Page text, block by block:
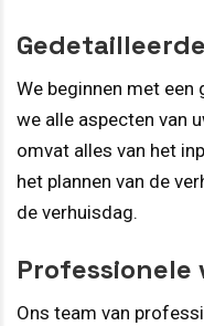
We beginnen met een
we alle aspecten van
omvat alles van het
het plannen van de
de verhuisdag.
Professionele
Ons team van